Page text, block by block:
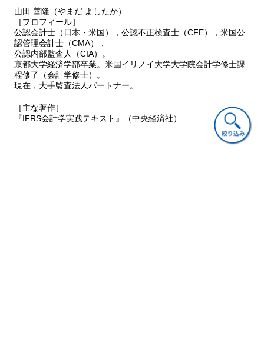
扱い
第８節引当金，偶発負債および偶発資産
１ 基本ポイントの復習
２ 実践ポイントの検討
実践ポイント１ 引当金の認識の要件を満たすかどうかの判
断
実践ポイント２ 引当金の測定における最善の見積り
第９節従業員給付およびストック・オプション
１ 基本ポイントの復習
２ 実践ポイントの検討
実践ポイント１ さまざまな形態の集合的退職給付制度の取
山田 善隆（やまだ よしたか）
［プロフィール］
公認会計士（日本・米国），公認不正検査士（CFE），米国公
認管理会計士（CMA），
公認内部監査人（CIA）。
京都大学経済学部卒業。米国イリノイ大学大学院会計学修士課
程修了（会計学修士）。
現在，大手監査法人パートナー。
［主な著作］
『IFRS会計学実践テキスト』（中央経済社）